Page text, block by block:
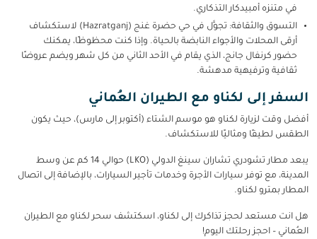
في متنزه أمبيدكار التذكاري.
التسوق والثقافة: تجوَّل في حي حضرة غنج (Hazratganj) لاستكشاف
أرقى المحلات والأجواء النابضة بالحياة. وإذا كنت محظوظًا، يمكنك
حضور كرنفال جانج، الذي يقام في الأحد الثاني من كل شهر ويضم عروضًا
ثقافية وترفيهية مدهشة.
السفر إلى لكناو مع الطيران العُماني
أفضل وقت لزيارة لكناو هو موسم الشتاء (أكتوبر إلى مارس)، حيث يكون
الطقس لطيفًا ومثاليًا للاستكشاف.
يبعد مطار تشودري تشاران سينغ الدولي (LKO) حوالي 14 كم عن وسط
المدينة، مع توفر سيارات الأجرة وخدمات تأجير السيارات، بالإضافة إلى اتصال
المطار بمترو لكناو.
هل انت مستعد لحجز تذاكرك إلى لكناو، اسكتشف سحر لكناو مع الطيران
العُماني – احجز رحلتك اليوم!